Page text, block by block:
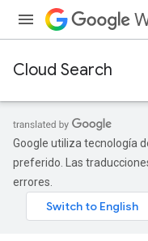
Cloud Search
Google utiliza tecnología
preferido. Las
errores.